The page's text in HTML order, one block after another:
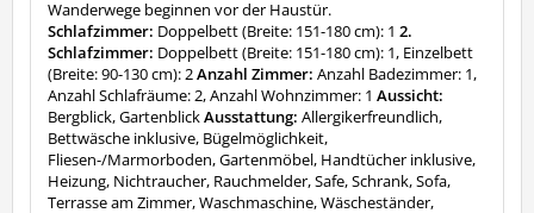
Wanderwege beginnen vor der Haustür.
Schlafzimmer: Doppelbett (Breite: 151-180 cm): 1 2.
Schlafzimmer: Doppelbett (Breite: 151-180 cm): 1, Einzelbett
(Breite: 90-130 cm): 2Anzahl Zimmer: Anzahl Badezimmer: 1,
Anzahl Schlafräume: 2, Anzahl Wohnzimmer: 1 Aussicht:
Bergblick, GartenblickAusstattung: Allergikerfreundlich,
Bettwäsche inklusive, Bügelmöglichkeit,
Fliesen-/Marmorboden, Gartenmöbel, Handtücher inklusive,
Heizung, Nichtraucher, Rauchmelder, Safe, Schrank, Sofa,
Terrasse am Zimmer, Waschmaschine, Wäscheständer,